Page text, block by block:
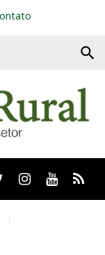
search
twitter Instagram
Youtube